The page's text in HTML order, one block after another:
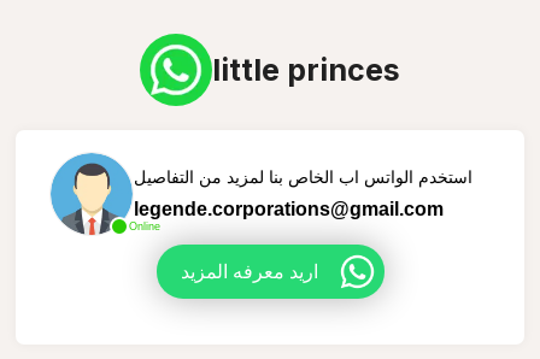
little princes
Online
استخدم الواتس اب الخاص بنا لمزيد من التفاصيل
legende.corporations@gmail.com
اريد معرفه المزيد